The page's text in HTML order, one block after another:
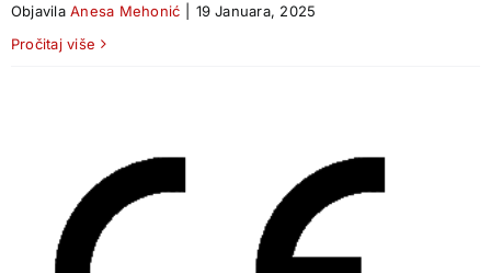
ObjavilaAnesa Mehonić
19 Januara, 2025
Pročitaj više